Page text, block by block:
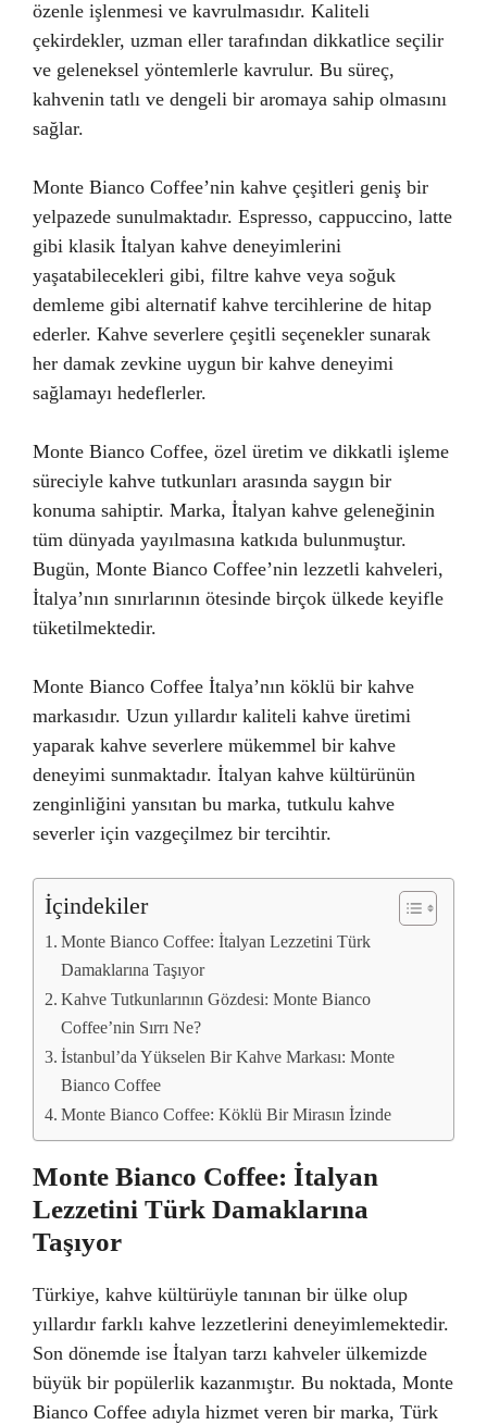
özenle işlenmesi ve kavrulmasıdır. Kaliteli
çekirdekler, uzman eller tarafından dikkatlice seçilir
ve geleneksel yöntemlerle kavrulur. Bu süreç,
kahvenin tatlı ve dengeli bir aromaya sahip olmasını
sağlar.
Monte Bianco Coffee’nin kahve çeşitleri geniş bir
yelpazede sunulmaktadır. Espresso, cappuccino, latte
gibi klasik İtalyan kahve deneyimlerini
yaşatabilecekleri gibi, filtre kahve veya soğuk
demleme gibi alternatif kahve tercihlerine de hitap
ederler. Kahve severlere çeşitli seçenekler sunarak
her damak zevkine uygun bir kahve deneyimi
sağlamayı hedeflerler.
Monte Bianco Coffee, özel üretim ve dikkatli işleme
süreciyle kahve tutkunları arasında saygın bir
konuma sahiptir. Marka, İtalyan kahve geleneğinin
tüm dünyada yayılmasına katkıda bulunmuştur.
Bugün, Monte Bianco Coffee’nin lezzetli kahveleri,
İtalya’nın sınırlarının ötesinde birçok ülkede keyifle
tüketilmektedir.
Monte Bianco Coffee İtalya’nın köklü bir kahve
markasıdır. Uzun yıllardır kaliteli kahve üretimi
yaparak kahve severlere mükemmel bir kahve
deneyimi sunmaktadır. İtalyan kahve kültürünün
zenginliğini yansıtan bu marka, tutkulu kahve
severler için vazgeçilmez bir tercihtir.
İçindekiler
Monte Bianco Coffee: İtalyan Lezzetini Türk
Damaklarına Taşıyor
Kahve Tutkunlarının Gözdesi: Monte Bianco
Coffee’nin Sırrı Ne?
İstanbul’da Yükselen Bir Kahve Markası: Monte
Bianco Coffee
Monte Bianco Coffee: Köklü Bir Mirasın İzinde
Monte Bianco Coffee: İtalyan
Lezzetini Türk Damaklarına
Taşıyor
Türkiye, kahve kültürüyle tanınan bir ülke olup
yıllardır farklı kahve lezzetlerini deneyimlemektedir.
Son dönemde ise İtalyan tarzı kahveler ülkemizde
büyük bir popülerlik kazanmıştır. Bu noktada, Monte
Bianco Coffee adıyla hizmet veren bir marka, Türk